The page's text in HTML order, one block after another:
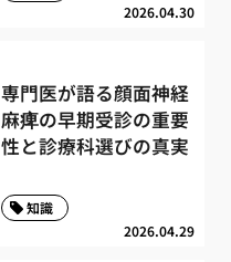
2026.04.30
専門医が語る顔面神経
麻痺の早期受診の重要
性と診療科選びの真実
2026.04.29
知識